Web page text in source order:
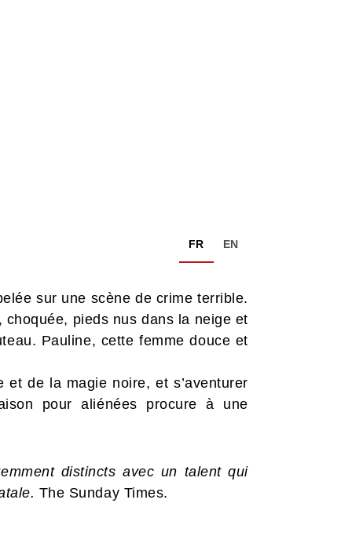
FR EN
sur une scène de crime terrible.
pieds nus dans la neige et
Pauline, cette femme douce et
de la magie noire, et s’aventurer
pour aliénées procure à une
distincts avec un talent qui
The Sunday Times.